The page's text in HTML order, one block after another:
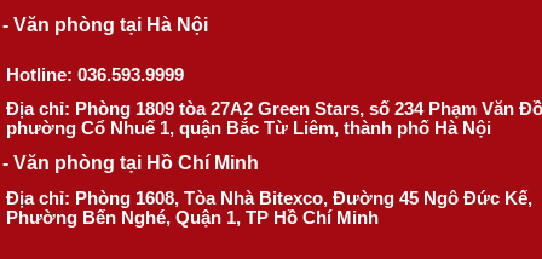
- Văn phòng tại Hà Nội
Hotline: 036.593.9999
Địa chỉ: Phòng 1809 tòa 27A2 Green Stars, số 234 Phạm Văn
phường Cổ Nhuế 1, quận Bắc Từ Liêm, thành phố Hà Nội
- Văn phòng tại Hồ Chí Minh
Địa chỉ: Phòng 1608, Tòa Nhà Bitexco, Đường 45 Ngô Đức Kế,
Phường Bến Nghé, Quận 1, TP Hồ Chí Minh